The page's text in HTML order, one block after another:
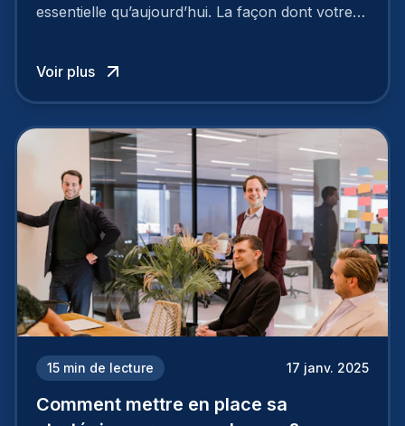
essentielle qu’aujourd’hui. La façon dont votre
à perdre les meilleurs profils.
Voir plus
15 min de lecture 17 janv. 2025
Comment mettre en place sa